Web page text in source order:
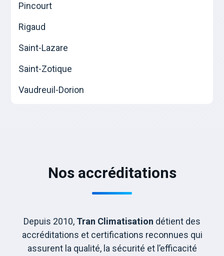
Pincourt
Rigaud
Saint-Lazare
Saint-Zotique
Vaudreuil-Dorion
Nos accréditations
Depuis 2010, Tran Climatisation détient des
accréditations et certifications reconnues qui
assurent la qualité, la sécurité et l’efficacité